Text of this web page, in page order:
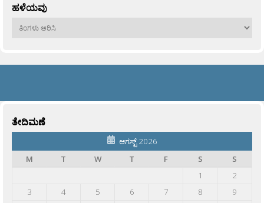
ಹಳೆಯವು
ಹಳೆಯವು
ತೇದಿಮಣೆ
ಆಗಸ್ಟ್ 2026
M
T W T F S
S
1
2
3
4 5 6 7 8
9